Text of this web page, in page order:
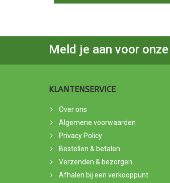
Meld je aan voor
KLANTENSERVICE
Over ons
Algemene voorwaarden
Privacy Policy
Bestellen & betalen
Verzenden & bezorgen
Afhalen bij een verkooppunt